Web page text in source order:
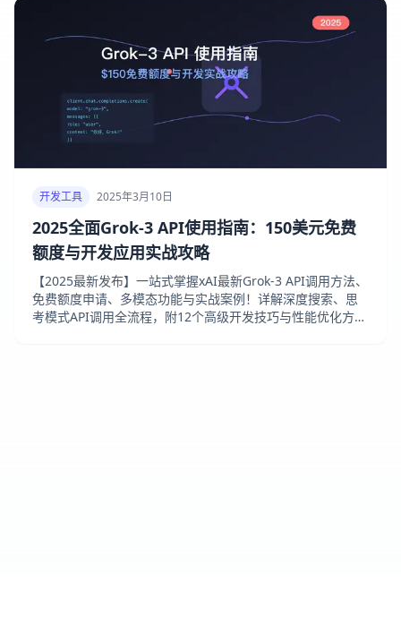
开发工具 2025年3月10日
2025全面Grok-3 API使用指南：150美元免费
额度与开发应用实战攻略
【2025最新发布】一站式掌握xAI最新Grok-3 API调用方法、
免费额度申请、多模态功能与实战案例！详解深度搜索、思
考模式API调用全流程，附12个高级开发技巧与性能优化方